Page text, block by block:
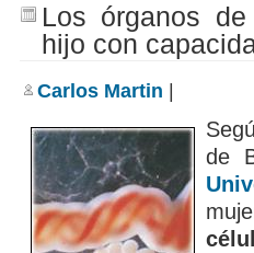
Los órganos
hijo con
Carlos Martin
de